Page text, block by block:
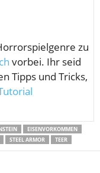
zu
vorbei. Ihr seid
Tipps und Tricks,
EISENVORKOMMEN
STEEL ARMOR TEER